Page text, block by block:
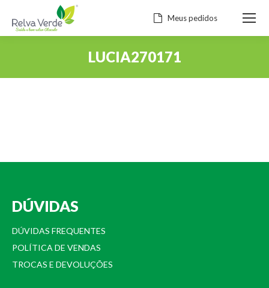
Meus pedidos
LUCIA270171
DÚVIDAS
DÚVIDAS FREQUENTES
POLÍTICA DE VENDAS
TROCAS E DEVOLUÇÕES